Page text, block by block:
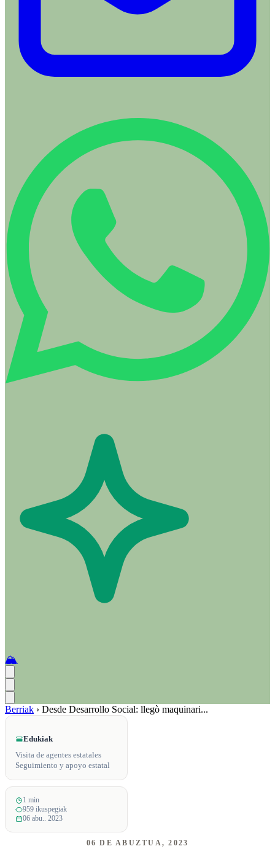
🏔️
Berriak › Desde Desarrollo Social: llegò maquinari...
Edukiak
Visita de agentes estatales
Seguimiento y apoyo estatal
1 min
959 ikuspegiak
06 abu.. 2023
06 DE ABUZTUA, 2023